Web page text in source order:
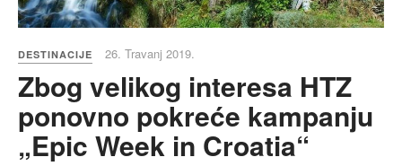
DESTINACIJE 26. Travanj 2019.
Zbog velikog interesa HTZ
ponovno pokreće kampanju
„Epic Week in Croatia“